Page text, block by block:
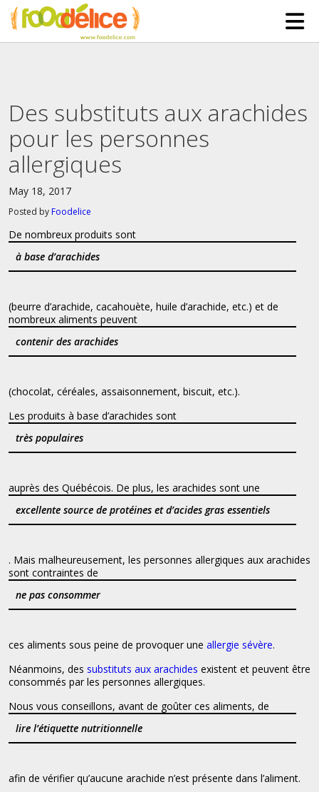
SERVICES
PARTNERSHIPS
The Mad Bakers
Des substituts aux arachides
pour les personnes
allergiques
May 18, 2017
Posted by Foodelice
De nombreux produits sont
à base d’arachides
(beurre d’arachide, cacahouète, huile d’arachide, etc.) et de
nombreux aliments peuvent
contenir des arachides
(chocolat, céréales, assaisonnement, biscuit, etc.).
Les produits à base d’arachides sont
très populaires
auprès des Québécois. De plus, les arachides sont une
excellente source de protéines et d’acides gras essentiels
. Mais malheureusement, les personnes allergiques aux arachides
sont contraintes de
ne pas consommer
ces aliments sous peine de provoquer une allergie sévère.
Néanmoins, des substituts aux arachides existent et peuvent être
consommés par les personnes allergiques.
Nous vous conseillons, avant de goûter ces aliments, de
lire l’étiquette nutritionnelle
afin de vérifier qu’aucune arachide n’est présente dans l’aliment.